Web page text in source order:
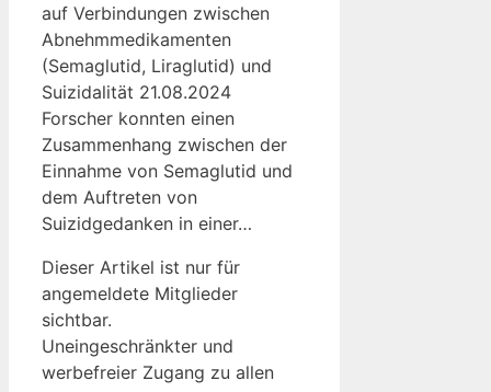
auf Verbindungen zwischen
Abnehmmedikamenten
(Semaglutid, Liraglutid) und
Suizidalität 21.08.2024
Forscher konnten einen
Zusammenhang zwischen der
Einnahme von Semaglutid und
dem Auftreten von
Suizidgedanken in einer…
Dieser Artikel ist nur für
angemeldete Mitglieder
sichtbar.
Uneingeschränkter und
werbefreier Zugang zu allen